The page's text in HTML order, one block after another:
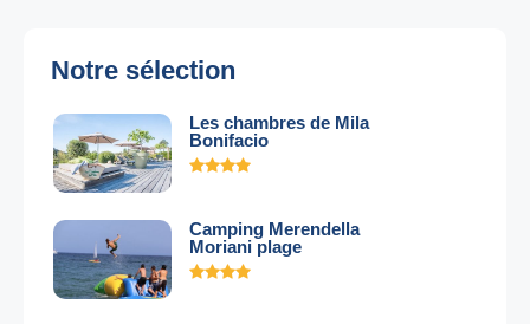
Notre sélection
Les chambres de Mila
Bonifacio
Camping Merendella
Moriani plage